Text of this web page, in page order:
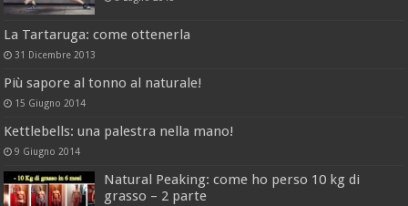
La Tartaruga: come ottenerla
31 Dicembre 2013
Più sapore al tonno al naturale!
15 Giugno 2014
Kettlebells: una palestra nella mano!
9 Giugno 2014
Natural Peaking: come ho perso 10 kg di
grasso – 2 parte